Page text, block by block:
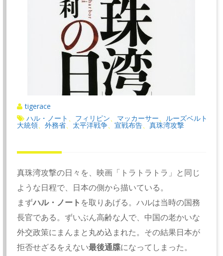
tigerace
ハル・ノート
フィリピン マッカーサー ルーズベルト
大統領 、外務省 太平洋戦争 、宣戦布告 、真珠湾攻撃
真珠湾攻撃の日々を、映画「トラトラトラ」と同じ
ような日程で、日本の側から描いている。
まずハル・ノート を取りあげる。ハルは当時の国務
長官である。ずいぶん高齢な人で、中国の老かいな
外交政策にまんまと丸め込まれた。その結果日本が
拒否せざるをえない最後通牒になってしまった。